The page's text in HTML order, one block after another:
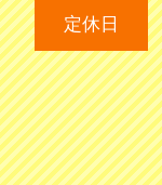
定休日